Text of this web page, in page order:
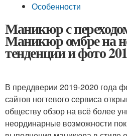
Особенности
Маникюр с
Маникюр омбре на
тенденции и фото
В преддверии 2019-2020 года
сайтов ногтевого сервиса
обществу обзор на всё более
неординарные возможности